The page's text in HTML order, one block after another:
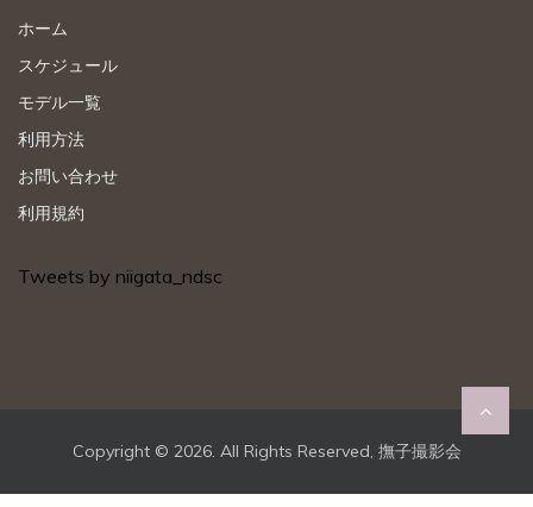
ホーム
スケジュール
モデル一覧
利用方法
お問い合わせ
利用規約
Tweets by niigata_ndsc
Copyright © 2026. All Rights Reserved, 撫子撮影会